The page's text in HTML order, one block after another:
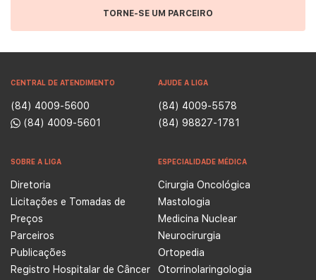
TORNE-SE UM PARCEIRO
CENTRAL DE ATENDIMENTO
(84) 4009-5600
(84) 4009-5601
AJUDE A LIGA
(84) 4009-5578
(84) 98827-1781
SOBRE A LIGA
Diretoria
Licitações e Tomadas de
Preços
Parceiros
Publicações
Registro Hospitalar de Câncer
ESPECIALIDADE MÉDICA
Cirurgia Oncológica
Mastologia
Medicina Nuclear
Neurocirurgia
Ortopedia
Otorrinolaringologia